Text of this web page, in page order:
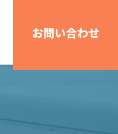
お問い合わせ